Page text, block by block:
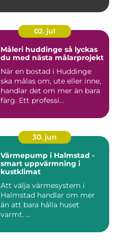
02. jul
Måleri huddinge så lyckas
du med nästa målarprojekt
När en bostad i Huddinge
ska målas om, ute eller inne,
handlar det om mer än bara
färg. Ett professi...
30. jun
Värmepump i Halmstad -
smart uppvärmning i
kustklimat
Att välja värmesystem i
Halmstad handlar om mer
än att bara hålla huset
varmt. ...